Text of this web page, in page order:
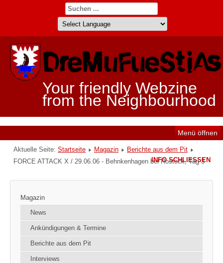
Your friendly Webzine
from the Neighbourhood
Menü öffnen
Aktuelle Seite: Startseite Magazin
Berichte aus dem Pit
FORCE ATTACK X / 29.06.06 - Behnkenhagen bei Rostock, Tag 3
Magazin
News
Ankündigungen & Termine
Berichte aus dem Pit
Interviews
INFO SCHLIESSEN